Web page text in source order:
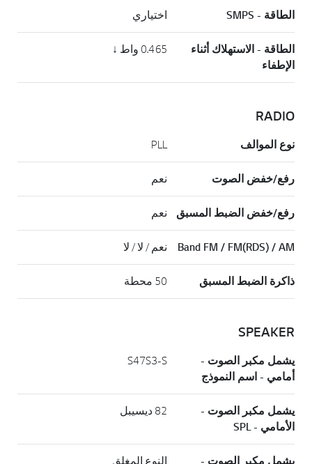
الطاقة - SMPS اختياري
الطاقة - الاستهلاك أثناء
الإطفاء
0.465 واط ↓
RADIO
نوع الموالف PLL
رفع/خفض الصوت نعم
رفع/خفض الضبط المسبق نعم
Band FM / FM(RDS) / AM نعم / لا / لا
ذاكرة الضبط المسبق 50 محطة
SPEAKER
يشمل مكبر الصوت -
أمامي - اسم النموذج
S47S3-S
يشمل مكبر الصوت -
الأمامي - SPL
82 ديسيبل
يشمل مكبر الصوت -
النوع المغلق